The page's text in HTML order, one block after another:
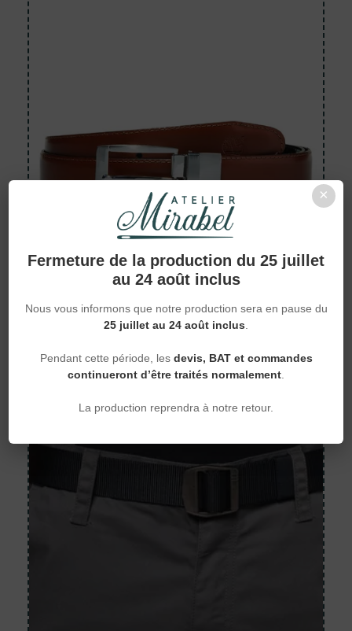
×
Fermeture de la production du 25 juillet
au 24 août inclus
Nous vous informons que notre production sera en pause du
25 juillet au 24 août inclus.
Pendant cette période, les devis, BAT et commandes
continueront d’être traités normalement.
La production reprendra à notre retour.
Ceintures
Ceinture en cuir à boucle
Timberland — TB0A1BXX
60,56 €